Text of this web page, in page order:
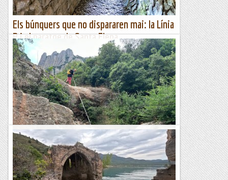
Els búnquers que no dispararen mai: la Línia
P i el paratge de Santa Elena
—Ets comunista?—No, soc antifeixista.—Des de quan?—
Des que vaig entendre el feixisme.Això va escriure Ernest
Hemingway a "Per qui toquen les campanes". Hui fa 126
anys...
A un tir de pedra
Torrent de la Font de la Llum
Avui hem recorregut una nova canal montserratina, gairebé
inèdita, ja que fa poc temps que ha estat equipada. És una
activitat curta i variada, ideal per fer...